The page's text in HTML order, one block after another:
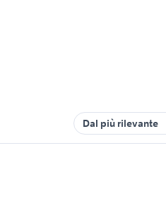
Dal più rilevante